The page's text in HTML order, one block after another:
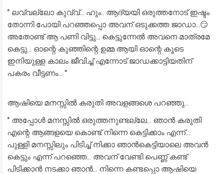
" ലവ്വല്ലോ കുവ്വ്... ഹും.. ആദ്യയി ഒരുത്തനോട് ഇഷ്ടം
തോന്നി പോയി പറഞ്ഞപ്പൊ അവന് ഒടുക്കത്ത ജാഡാ...😏
അതോണ്ട് ആ പണി വിട്ടു... കെട്ടുന്നേൽ അവനെ മാത്രമേ
കെട്ടു... ഓന്റെ കുഞ്ഞിന്റെ ഉമ്മ ആയി ഓന്റെ കൂടെ
ഇനിയുള്ള കാലം ജീവിച്ച് എന്നോട് ജാഡക്കാട്ടിയതിന്
പകരം വീട്ടണം... "
ആഷിയെ മനസ്സിൽ കരുതി അവളങ്ങശെ പറഞ്ഞു...
" അപ്പോൾ മനസ്സിൽ ഒരുത്തനുണ്ടല്ലേ... ഞാൻ കരുതി
എന്റെ ആങ്ങളയെ കൊണ്ട് നിന്നെ കെട്ടിക്കാം എന്ന്...
പുള്ളി മനസ്സിലും പിടിച്ച് നിക്കാ ഞാൻകെട്ടിയാലെ അവൻ
കെട്ടും എന്ന് പറഞ്ഞെ... അവന് വേണ്ടി പെണ്ണ് കണ്ട്
പിടിക്കാൻ നടക്കാ ഞാൻ... നിന്നെ കണ്ടപ്പൊ ആഷിയെ